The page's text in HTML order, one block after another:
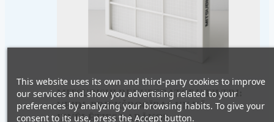
MITSUBISHI REKUPERATORU FILTRI:
VEIDI, PRIEKŠROCĪBAS UN KĀ
IZVĒLĒTIES LABĀKOS
This website uses its own and third-party cookies to improve
our services and show you advertising related to your
preferences by analyzing your browsing habits. To give your
consent to its use, press the Accept button.